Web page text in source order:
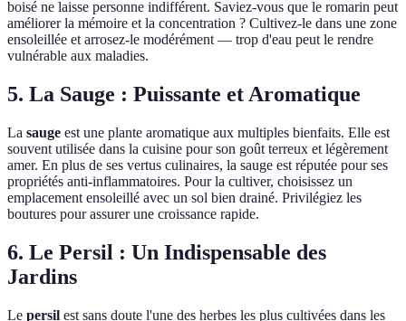
boisé ne laisse personne indifférent. Saviez-vous que le romarin peut
améliorer la mémoire et la concentration ? Cultivez-le dans une zone
ensoleillée et arrosez-le modérément — trop d'eau peut le rendre
vulnérable aux maladies.
5. La Sauge : Puissante et Aromatique
La sauge est une plante aromatique aux multiples bienfaits. Elle est
souvent utilisée dans la cuisine pour son goût terreux et légèrement
amer. En plus de ses vertus culinaires, la sauge est réputée pour ses
propriétés anti-inflammatoires. Pour la cultiver, choisissez un
emplacement ensoleillé avec un sol bien drainé. Privilégiez les
boutures pour assurer une croissance rapide.
6. Le Persil : Un Indispensable des
Jardins
Le persil est sans doute l'une des herbes les plus cultivées dans les